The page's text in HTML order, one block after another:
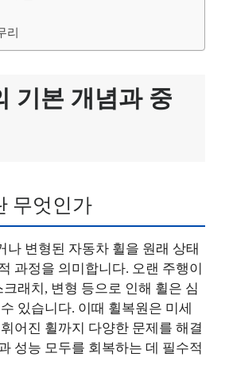
리
기본 개념과 중
무엇인가
나 변형된 자동차 휠을 원래 상태
과정을 의미합니다. 오랜 주행이
래치, 변형 등으로 인해 휠은 심
있습니다. 이때 휠복원은 미세
어진 휠까지 다양한 문제를 해결
성능 모두를 회복하는 데 필수적